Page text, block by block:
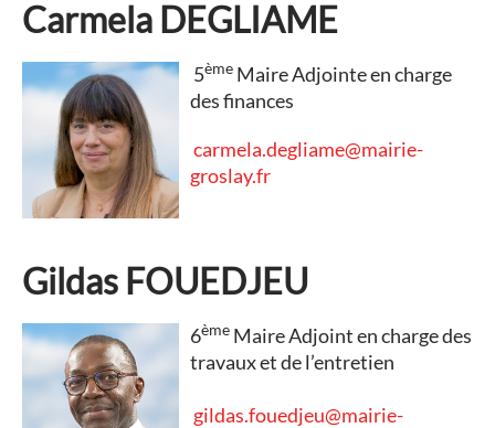
Carmela DEGLIAME
5ème Maire Adjointe en charge
des finances
carmela.degliame@mairie-
groslay.fr
Gildas FOUEDJEU
6ème Maire Adjoint en charge des
travaux et de l’entretien
gildas.fouedjeu@mairie-